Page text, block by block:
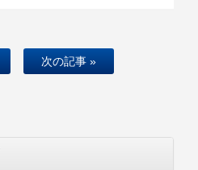
次の記事 »